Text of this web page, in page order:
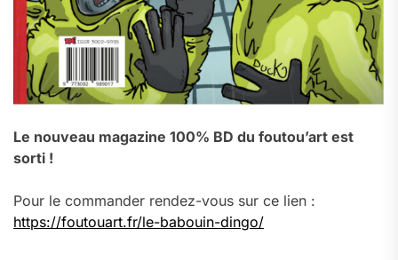
Le nouveau magazine 100% BD du foutou’art est
sorti !
Pour le commander rendez-vous sur ce lien :
https://foutouart.fr/le-babouin-dingo/